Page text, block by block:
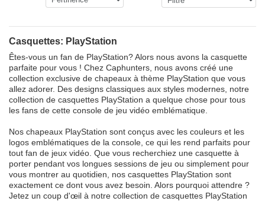
Casquettes: PlayStation
Êtes-vous un fan de PlayStation? Alors nous avons la casquette
parfaite pour vous ! Chez Caphunters, nous avons créé une
collection exclusive de chapeaux à thème PlayStation que vous
allez adorer. Des designs classiques aux styles modernes, notre
collection de casquettes PlayStation a quelque chose pour tous
les fans de cette console de jeu vidéo emblématique.
Nos chapeaux PlayStation sont conçus avec les couleurs et les
logos emblématiques de la console, ce qui les rend parfaits pour
tout fan de jeux vidéo. Que vous recherchiez une casquette à
porter pendant vos longues sessions de jeu ou simplement pour
vous montrer au quotidien, nos casquettes PlayStation sont
exactement ce dont vous avez besoin. Alors pourquoi attendre ?
Jetez un coup d'œil à notre collection de casquettes PlayStation